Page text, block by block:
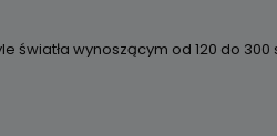
wynoszącym od 120 do 300